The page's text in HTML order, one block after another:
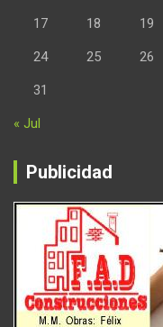
17 18 19
24 25 26
31
« Jul
Publicidad